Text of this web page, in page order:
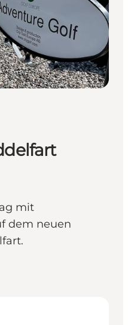
mit
dem neuen